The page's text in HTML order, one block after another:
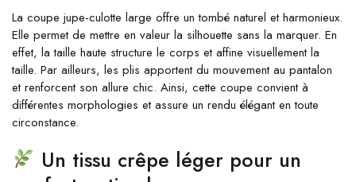
La coupe jupe-culotte large offre un tombé naturel et harmonieux.
Elle permet de mettre en valeur la silhouette sans la marquer. En
effet, la taille haute structure le corps et affine visuellement la
taille. Par ailleurs, les plis apportent du mouvement au pantalon
et renforcent son allure chic. Ainsi, cette coupe convient à
différentes morphologies et assure un rendu élégant en toute
circonstance.
Un tissu crêpe léger pour un